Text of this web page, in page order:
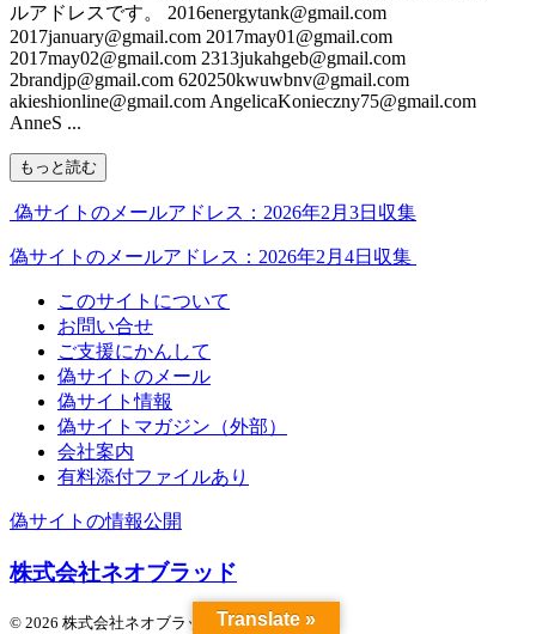
ルアドレスです。 2016energytank@gmail.com
2017january@gmail.com 2017may01@gmail.com
2017may02@gmail.com 2313jukahgeb@gmail.com
2brandjp@gmail.com 620250kwuwbnv@gmail.com
akieshionline@gmail.com AngelicaKonieczny75@gmail.com
AnneS ...
もっと読む
偽サイトのメールアドレス：2026年2月3日収集
偽サイトのメールアドレス：2026年2月4日収集
このサイトについて
お問い合せ
ご支援にかんして
偽サイトのメール
偽サイト情報
偽サイトマガジン（外部）
会社案内
有料添付ファイルあり
偽サイトの情報公開
株式会社ネオブラッド
© 2026 株式会社ネオブラッド Translate »